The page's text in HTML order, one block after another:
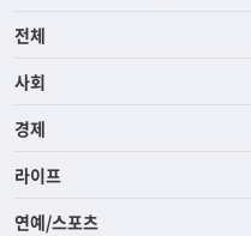
전체
사회
경제
라이프
연예/스포츠